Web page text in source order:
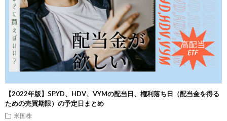
【2022年版】SPYD、HDV、VYMの配当日、権利落ち日（配当金を得る
ための売買期限）の予定日まとめ
米国株